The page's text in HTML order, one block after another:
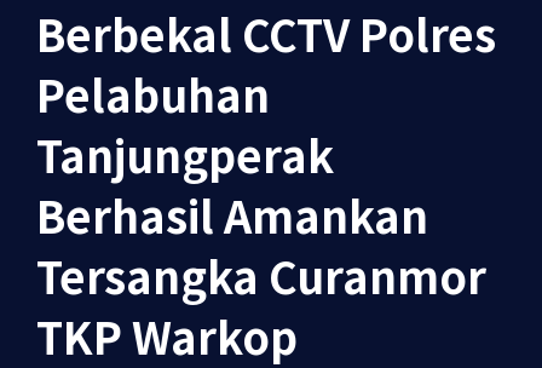
Berbekal CCTV Polres
Pelabuhan
Tanjungperak
Berhasil Amankan
Tersangka Curanmor
TKP Warkop